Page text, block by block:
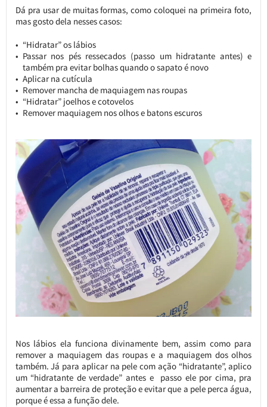
Dá pra usar de muitas formas, como coloquei na primeira foto,
mas gosto dela nesses casos:
“Hidratar” os lábios
Passar nos pés ressecados (passo um hidratante antes) e
também pra evitar bolhas quando o sapato é novo
Aplicar na cutícula
Remover mancha de maquiagem nas roupas
“Hidratar” joelhos e cotovelos
Remover maquiagem nos olhos e batons escuros
Nos lábios ela funciona divinamente bem, assim como para
remover a maquiagem das roupas e a maquiagem dos olhos
também. Já para aplicar na pele com ação “hidratante”, aplico
um “hidratante de verdade” antes e passo ele por cima, pra
aumentar a barreira de proteção e evitar que a pele perca água,
porque é essa a função dele.